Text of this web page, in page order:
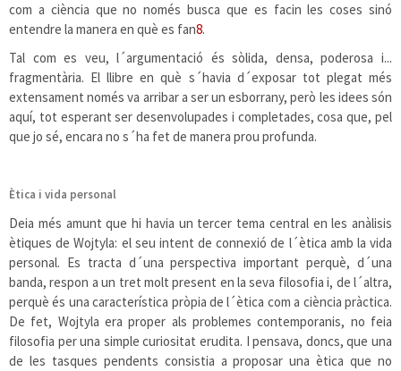
com a ciència que no només busca que es facin les coses sinó
entendre la manera en què es fan8.
Tal com es veu, l´argumentació és sòlida, densa, poderosa i...
fragmentària. El llibre en què s´havia d´exposar tot plegat més
extensament només va arribar a ser un esborrany, però les idees són
aquí, tot esperant ser desenvolupades i completades, cosa que, pel
que jo sé, encara no s´ha fet de manera prou profunda.
Ètica i vida personal
Deia més amunt que hi havia un tercer tema central en les anàlisis
ètiques de Wojtyla: el seu intent de connexió de l´ètica amb la vida
personal. Es tracta d´una perspectiva important perquè, d´una
banda, respon a un tret molt present en la seva filosofia i, de l´altra,
perquè és una característica pròpia de l´ètica com a ciència pràctica.
De fet, Wojtyla era proper als problemes contemporanis, no feia
filosofia per una simple curiositat erudita. I pensava, doncs, que una
de les tasques pendents consistia a proposar una ètica que no